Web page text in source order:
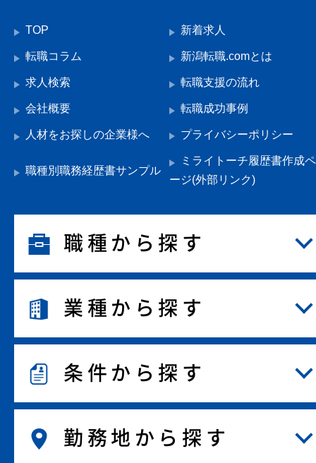
TOP 新着求人
転職コラム 新潟転職.comとは
求人検索 転職支援の流れ
会社概要 転職成功事例
人材をお探しの企業様へ プライバシーポリシー
職種別職務経歴書サンプル
ミライトーチ履歴書作成ペ
ージ(外部リンク)
職種から探す
業種から探す
条件から探す
勤務地から探す